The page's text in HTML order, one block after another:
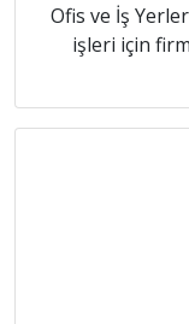
Ofis ve İş
işleri için